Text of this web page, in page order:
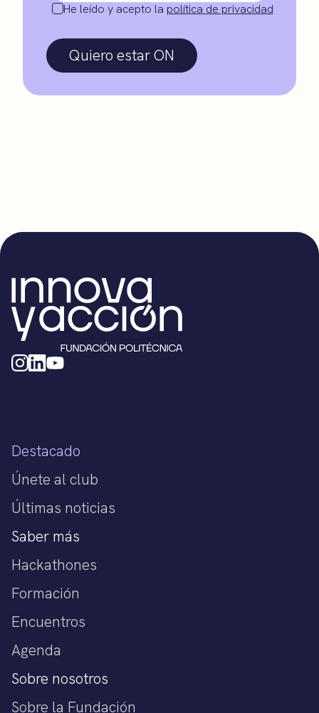
He leído y acepto la política de privacidad
Quiero estar ON
Destacado
Únete al club
Últimas noticias
Saber más
Hackathones
Formación
Encuentros
Agenda
Sobre nosotros
Sobre la Fundación